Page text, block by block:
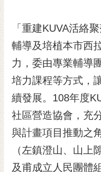
導
覽
訂
閱
RSS
訂
閱
電
報
「重建KUVA活絡
輔導及培植本市西
力，委由專業輔導
培力課程等方式，
續發展。108年度
社區營造協會，充
與計畫項目推動之
（左鎮澄山、山上
及甫成立人民團體